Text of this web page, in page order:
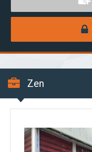
Zen